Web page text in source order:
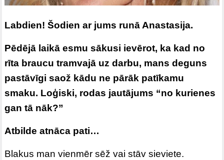
Labdien! Šodien ar jums runā Anastasija.
Pēdējā laikā esmu sākusi ievērot, ka kad no
rīta braucu tramvajā uz darbu, mans deguns
pastāvīgi saož kādu ne pārāk patīkamu
smaku. Loģiski, rodas jautājums “no kurienes
gan tā nāk?”
Atbilde atnāca pati…
Blakus man vienmēr sēž vai stāv sieviete.